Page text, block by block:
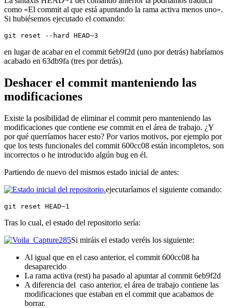
como «El commit al que está apuntando la rama activa menos uno».
Si hubiésemos ejecutado el comando:
git reset --hard HEAD~3
en lugar de acabar en el commit 6eb9f2d (uno por detrás) habríamos
acabado en 63db9fa (tres por detrás).
Deshacer el commit manteniendo las
modificaciones
Existe la posibilidad de eliminar el commit pero manteniendo las
modificaciones que contiene ese commit en el área de trabajo. ¿Y
por qué querríamos hacer esto? Por varios motivos, por ejemplo por
que los tests funcionales del commit 600cc08 están incompletos, son
incorrectos o he introducido algún bug en él.
Partiendo de nuevo del mismos estado inicial de antes:
ejecutaríamos el siguiente comando:
git reset HEAD~1
Tras lo cual, el estado del repositorio sería:
Si miráis el estado veréis los siguiente:
Al igual que en el caso anterior, el commit 600cc08 ha
desaparecido
La rama activa (rest) ha pasado al apuntar al commit 6eb9f2d
A diferencia del caso anterior, el área de trabajo contiene las
modificaciones que estaban en el commit que acabamos de
borrar.